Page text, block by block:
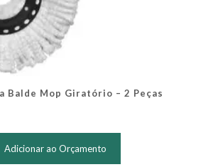
Balde Mop Giratório – 2 Peças
Adicionar ao Orçamento